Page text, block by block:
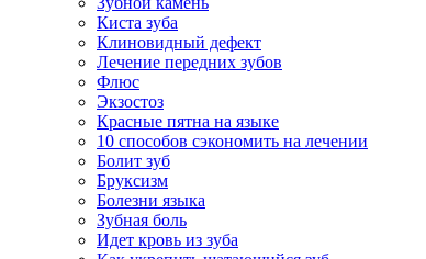
Киста зуба
Клиновидный дефект
Лечение передних зубов
Флюс
Экзостоз
Красные пятна на языке
10 способов сэкономить на лечении
Болит зуб
Бруксизм
Болезни языка
Зубная боль
Идет кровь из зуба